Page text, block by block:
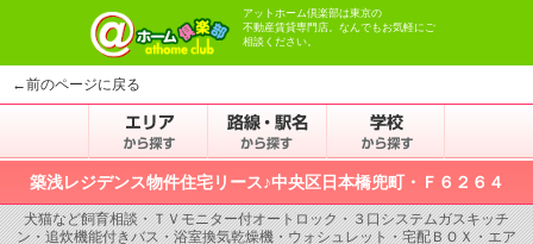
アットホーム倶楽部は東京の
不動産賃貸専門店。なんでもお気軽にご
相談ください。
←前のページに戻る
築浅レジデンス物件住宅リース♪中央区日本橋兜町・Ｆ６２６４
犬猫など飼育相談・ＴＶモニター付オートロック・３口システムガスキッチ
ン・追炊機能付きバス・浴室換気乾燥機・ウォシュレット・宅配ＢＯＸ・エア